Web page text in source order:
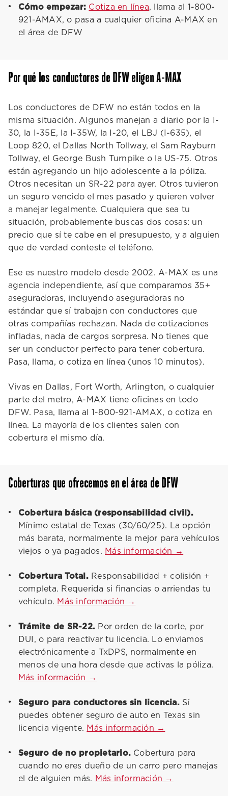
Cómo empezar: Cotiza en línea, llama al 1-800-
921-AMAX, o pasa a cualquier oficina A-MAX en
el área de DFW
Por qué los conductores de DFW eligen A-MAX
Los conductores de DFW no están todos en la
misma situación. Algunos manejan a diario por la I-
30, la I-35E, la I-35W, la I-20, el LBJ (I-635), el
Loop 820, el Dallas North Tollway, el Sam Rayburn
Tollway, el George Bush Turnpike o la US-75. Otros
están agregando un hijo adolescente a la póliza.
Otros necesitan un SR-22 para ayer. Otros tuvieron
un seguro vencido el mes pasado y quieren volver
a manejar legalmente. Cualquiera que sea tu
situación, probablemente buscas dos cosas: un
precio que sí te cabe en el presupuesto, y a alguien
que de verdad conteste el teléfono.
Ese es nuestro modelo desde 2002. A-MAX es una
agencia independiente, así que comparamos 35+
aseguradoras, incluyendo aseguradoras no
estándar que sí trabajan con conductores que
otras compañías rechazan. Nada de cotizaciones
infladas, nada de cargos sorpresa. No tienes que
ser un conductor perfecto para tener cobertura.
Pasa, llama, o cotiza en línea (unos 10 minutos).
Vivas en Dallas, Fort Worth, Arlington, o cualquier
parte del metro, A-MAX tiene oficinas en todo
DFW. Pasa, llama al 1-800-921-AMAX, o cotiza en
línea. La mayoría de los clientes salen con
cobertura el mismo día.
Coberturas que ofrecemos en el área de DFW
Cobertura básica (responsabilidad civil).
Mínimo estatal de Texas (30/60/25). La opción
más barata, normalmente la mejor para vehículos
viejos o ya pagados. Más información →
Cobertura Total.Responsabilidad + colisión +
completa. Requerida si financias o arriendas tu
vehículo. Más información →
Trámite de SR-22. Por orden de la corte, por
DUI, o para reactivar tu licencia. Lo enviamos
electrónicamente a TxDPS, normalmente en
menos de una hora desde que activas la póliza.
Más información →
Seguro para conductores sin licencia.Sí
puedes obtener seguro de auto en Texas sin
licencia vigente. Más información →
Seguro de no propietario. Cobertura para
cuando no eres dueño de un carro pero manejas
el de alguien más. Más información →